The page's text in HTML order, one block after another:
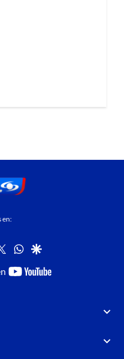
en:
twitterwhatsapp
google
youtube-